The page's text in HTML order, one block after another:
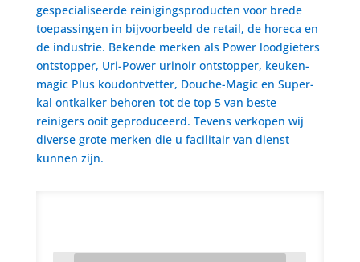
gespecialiseerde reinigingsproducten voor brede
toepassingen in bijvoorbeeld de retail, de horeca en
de industrie. Bekende merken als Power loodgieters
ontstopper, Uri-Power urinoir ontstopper, keuken-
magic Plus koudontvetter, Douche-Magic en Super-
kal ontkalker behoren tot de top 5 van beste
reinigers ooit geproduceerd. Tevens verkopen wij
diverse grote merken die u facilitair van dienst
kunnen zijn.